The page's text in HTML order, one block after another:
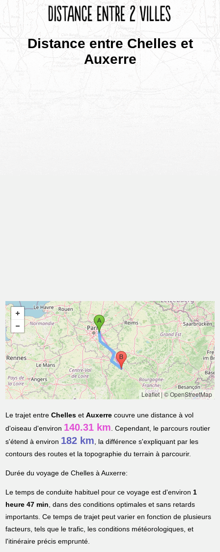
Distance entre Chelles et
Auxerre
Leaflet|© OpenStreetMap
Le trajet entreChelles etAuxerre couvre une distance à vol
d'oiseau d'environ 140.31 km. Cependant, le parcours routier
s'étend à environ 182 km, la différence s'expliquant par les
contours des routes et la topographie du terrain à parcourir.
Durée du voyage de Chelles à Auxerre:
Le temps de conduite habituel pour ce voyage est d'environ1
heure 47 min, dans des conditions optimales et sans retards
importants. Ce temps de trajet peut varier en fonction de plusieurs
facteurs, tels que le trafic, les conditions météorologiques, et
l'itinéraire précis emprunté.